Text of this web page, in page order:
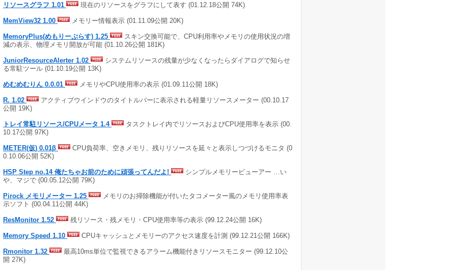
リソースグラフ 1.01 現在のリソースをグラフにして表す (01.12.18公開 74K)
MemView32 1.00 メモリー情報表示 (01.11.09公開 20K)
MemoryPlus(めもりーぷらす) 1.25
スキン交換可能で、CPU利用率やメモリの使用状況の増
減の表示、物理メモリ開放が可能 (01.10.26公開 181K)
JuniorResourceAlerter 1.02
システムリソースの残量が少なくなったらダイアログで知らせ
る常駐ツール (01.10.19公開 13K)
めむめむりん 0.0.01 メモリやCPU使用率の表示 (01.09.11公開 18K)
R. 1.02
アクティブウインドウのタイトルバーに表示される軽量リソースメーター (00.10.17
公開 19K)
トレイ常駐リソース/CPUメータ 1.4
タスクトレイ内でリソースおよびCPU使用率を表示 (00.
10.17公開 97K)
METER(仮) 0.01β
CPU負荷率、空きメモリ、残りリソースを延々と表示しつづけるモニタ (0
0.10.06公開 52K)
HSP Step no.14 俺たちゃお前のために頑張ってんだよ!
シンプルメモリービューアー …い
や、マジで (00.05.12公開 79K)
Pirock メモリメーター 1.25
メモリのお掃除機能が付いたタコメーター風のメモリ使用率表
示ソフト (00.04.11公開 44K)
ResMonitor 1.52 残リソース・残メモリ・CPU使用率等の表示 (99.12.24公開 16K)
Memory Speed 1.10 CPUキャッシュとメモリーのアクセス速度を計測 (99.12.21公開 166K)
Rmonitor 1.32
最高10ms単位で監視できるアラーム機能付きリソースモニター (99.12.10公
開 27K)